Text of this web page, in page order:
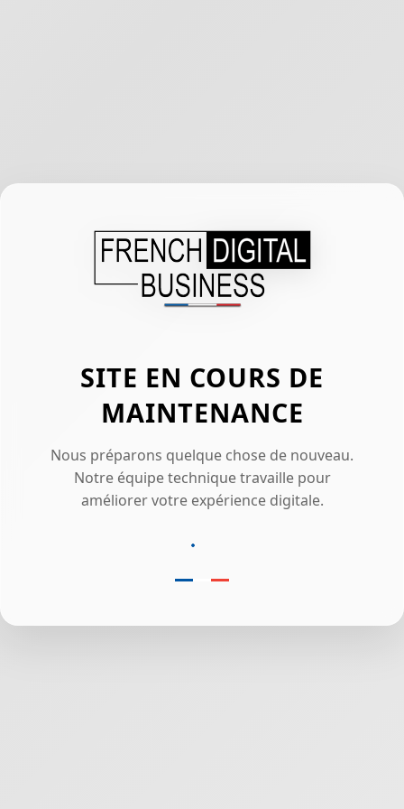
SITE EN COURS DE
MAINTENANCE
Nous préparons quelque chose de nouveau.
Notre équipe technique travaille pour
améliorer votre expérience digitale.